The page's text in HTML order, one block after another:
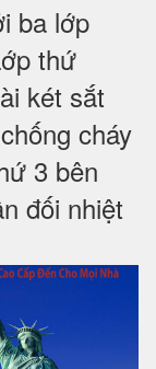
ba lớp
thứ
két sắt
cháy
3 bên
đối nhiệt